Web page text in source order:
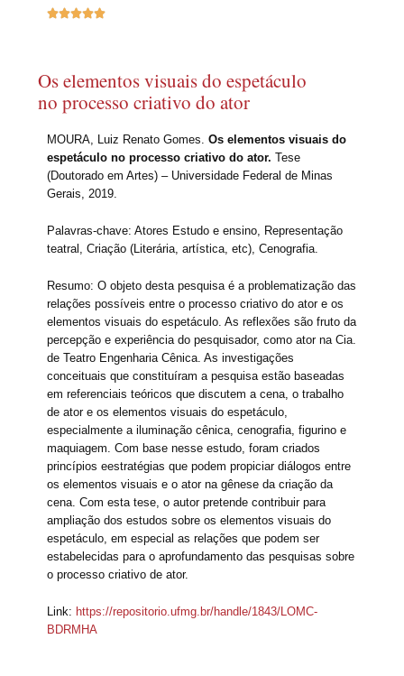

Os elementos visuais do espetáculo
no processo criativo do ator
MOURA, Luiz Renato Gomes. Os elementos visuais do
espetáculo no processo criativo do ator.Tese
(Doutorado em Artes) – Universidade Federal de Minas
Gerais, 2019.
Palavras-chave: Atores Estudo e ensino, Representação
teatral, Criação (Literária, artística, etc), Cenografia.
Resumo: O objeto desta pesquisa é a problematização das
relações possíveis entre o processo criativo do ator e os
elementos visuais do espetáculo. As reflexões são fruto da
percepção e experiência do pesquisador, como ator na Cia.
de Teatro Engenharia Cênica. As investigações
conceituais que constituíram a pesquisa estão baseadas
em referenciais teóricos que discutem a cena, o trabalho
de ator e os elementos visuais do espetáculo,
especialmente a iluminação cênica, cenografia, figurino e
maquiagem. Com base nesse estudo, foram criados
princípios eestratégias que podem propiciar diálogos entre
os elementos visuais e o ator na gênese da criação da
cena. Com esta tese, o autor pretende contribuir para
ampliação dos estudos sobre os elementos visuais do
espetáculo, em especial as relações que podem ser
estabelecidas para o aprofundamento das pesquisas sobre
o processo criativo de ator.
Link: https://repositorio.ufmg.br/handle/1843/LOMC-
BDRMHA